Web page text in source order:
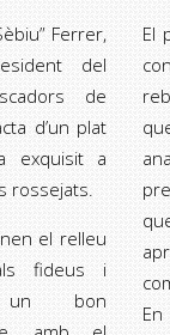
Ferrer,
del
de
d’un plat
exquisit a
rossejats.
el relleu
fideus i
un bon
El